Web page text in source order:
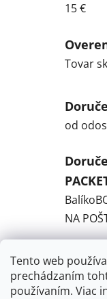
Tento web
prechádzaním
používaním. Viac
15 €
Tovar
od
NA
Popis